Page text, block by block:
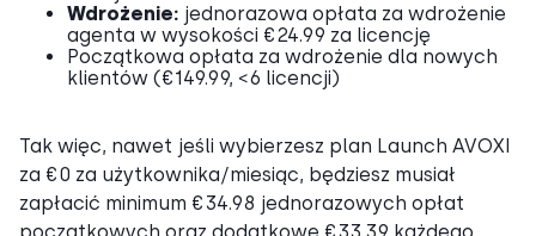
Wdrożenie: jednorazowa opłata za wdrożenie
agenta w wysokości €24.99 za licencję
Początkowa opłata za wdrożenie dla nowych
klientów (€149.99, <6 licencji)
Tak więc, nawet jeśli wybierzesz plan Launch AVOXI
za €0 za użytkownika/miesiąc, będziesz musiał
zapłacić minimum €34.98 jednorazowych opłat